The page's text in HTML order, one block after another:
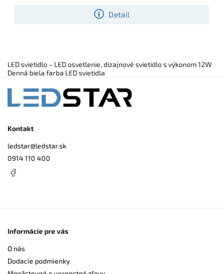
Detail
LED svietidlo – LED osvetlenie, dizajnové svietidlo s výkonom 12W
Denná biela farba LED svietidla
Kontakt
ledstar@ledstar.sk
0914 110 400
Informácie pre vás
O nás
Dodacie podmienky